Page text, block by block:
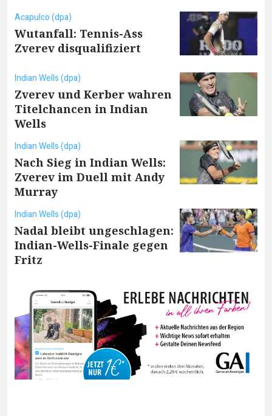
Acapulco (dpa)
Wutanfall: Tennis-Ass
Zverev disqualifiziert
Indian Wells (dpa)
Zverev und Kerber wahren
Titelchancen in Indian
Wells
Indian Wells (dpa)
Nach Sieg in Indian Wells:
Zverev im Duell mit Andy
Murray
Indian Wells (dpa)
Nadal bleibt ungeschlagen:
Indian-Wells-Finale gegen
Fritz